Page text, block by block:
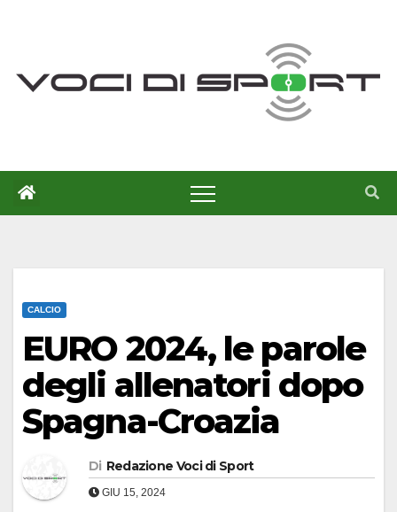
CALCIO
EURO 2024, le parole
degli allenatori dopo
Spagna-Croazia
Di Redazione Voci di Sport
GIU 15, 2024